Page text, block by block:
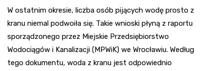
W ostatnim okresie, liczba osób pijących wodę prosto z
kranu niemal podwoiła się. Takie wnioski płyną z raportu
sporządzonego przez Miejskie Przedsiębiorstwo
Wodociągów i Kanalizacji (MPWiK) we Wrocławiu. Według
tego dokumentu, woda z kranu jest odpowiednio